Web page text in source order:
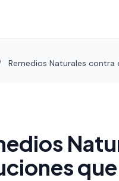
Remedios Naturales contra